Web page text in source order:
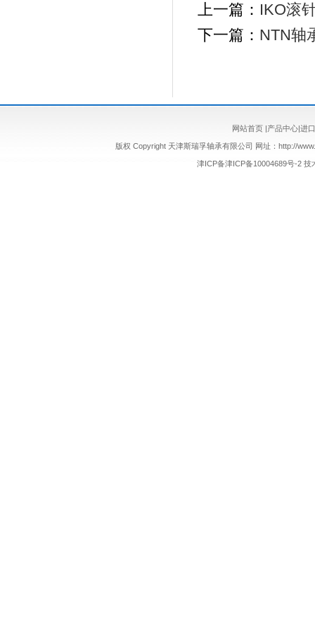
上一篇： IKO滚
下一篇： NTN轴
网站首页 |产品中心|进
版权 Copyright 天津斯瑞孚轴承有限公司 网址：http://
津ICP备津ICP备10004689号-2 技